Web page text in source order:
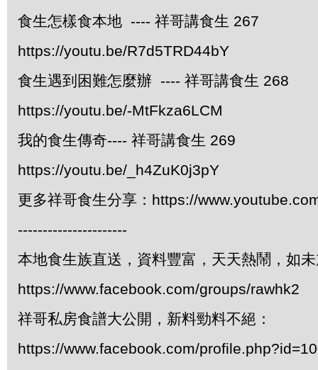
食生怎樣食本地 ---- 祥哥講食生 267
https://youtu.be/R7d5TRD44bY
食生遇到困難怎麼辦 ---- 祥哥講食生 268
https://youtu.be/-MtFkza6LCM
我的食生傳奇---- 祥哥講食生 269
https://youtu.be/_h4ZuK0j3pY
更多祥哥食生分享：https://
----------------------
本地食生族直送，資料豐富，天天熱鬧，如
https://www.facebook.com/groups/rawhk2
祥哥私房食譜大公開，新料勁料不絕：
https://www.facebook.com/